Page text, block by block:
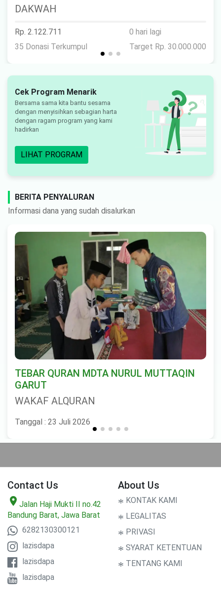
DAKWAH
Rp. 2.122.711
35 Donasi Terkumpul
0 hari lagi
Target Rp. 30.000.000
Cek Program Menarik
Bersama sama kita bantu sesama
dengan menyisihkan sebagian harta
dengan ragam program yang kami
hadirkan
LIHAT PROGRAM
BERITA PENYALURAN
Informasi dana yang sudah disalurkan
TEBAR QURAN MDTA NURUL MUTTAQIN
GARUT
WAKAF ALQURAN
Tanggal : 23 Juli 2026
Contact Us
location_on Jalan Haji Mukti II no.42
Bandung Barat, Jawa Barat
6282130300121
lazisdapa
lazisdapa
lazisdapa
About Us
* KONTAK KAMI
* LEGALITAS
* PRIVASI
* SYARAT KETENTUAN
* TENTANG KAMI